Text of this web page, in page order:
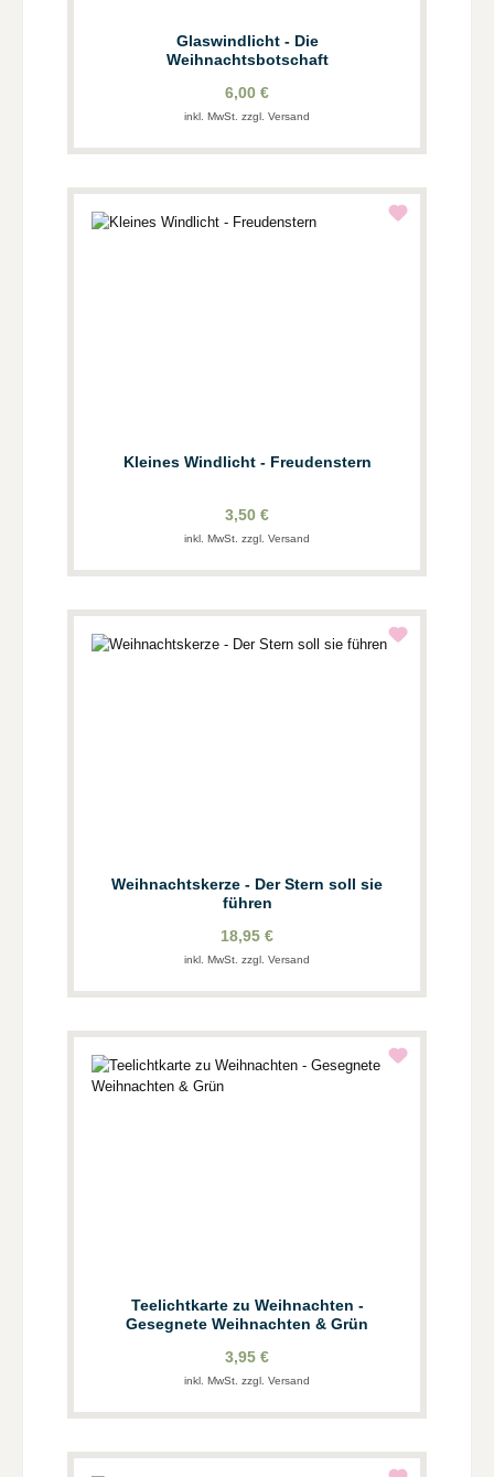
Glaswindlicht - Die
Weihnachtsbotschaft
6,00 €
inkl. MwSt. zzgl. Versand
Kleines Windlicht - Freudenstern
3,50 €
inkl. MwSt. zzgl. Versand
Weihnachtskerze - Der Stern soll sie
führen
18,95 €
inkl. MwSt. zzgl. Versand
Teelichtkarte zu Weihnachten -
Gesegnete Weihnachten & Grün
3,95 €
inkl. MwSt. zzgl. Versand